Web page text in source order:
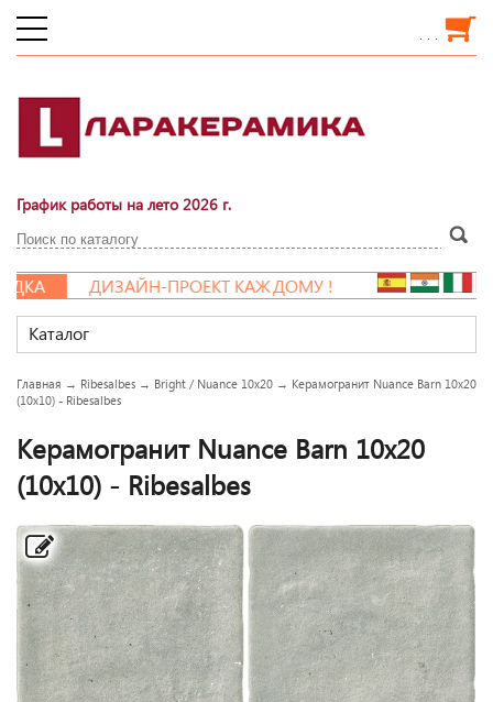
. . .
График работы на лето 2026 г.
ДИЗАЙН-ПРОЕКТ КАЖДОМУ !
Каталог
Главная → Ribesalbes → Bright / Nuance 10x20 → Керамогранит Nuance Barn 10x20
(10x10) - Ribesalbes
Керамогранит Nuance Barn 10x20
(10x10) - Ribesalbes